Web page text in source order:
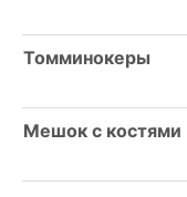
Томминокеры
Мешок с костями